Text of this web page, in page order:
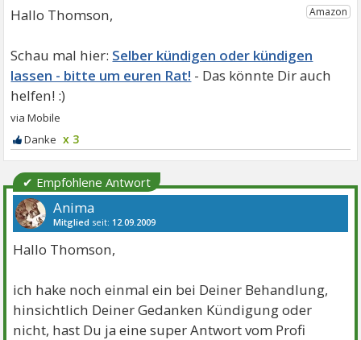
Hallo Thomson,
Selber kündigen oder kündigen
lassen - bitte um euren Rat!
x 3
✔ Empfohlene Antwort
Anima
Mitglied seit: 12.09.2009
Hallo Thomson,
ich hake noch einmal ein bei Deiner Behandlung,
hinsichtlich Deiner Gedanken Kündigung oder
nicht, hast Du ja eine super Antwort vom Profi